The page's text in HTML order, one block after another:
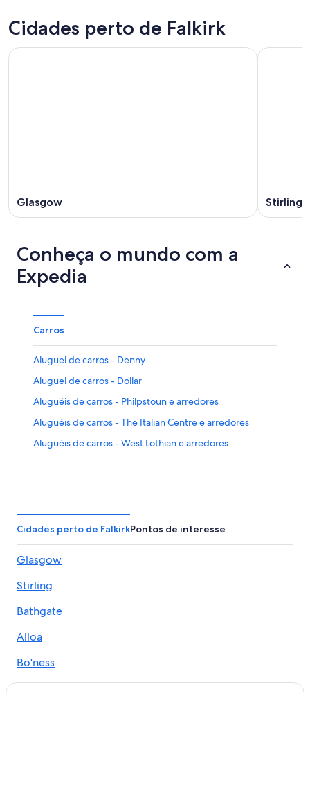
Cidades perto de Falkirk
Glasgow Stirling
Conheça o mundo com a
Expedia
Carros
Aluguel de carros - Denny
Aluguel de carros - Dollar
Aluguéis de carros - Philpstoun e arredores
Aluguéis de carros - The Italian Centre e arredores
Aluguéis de carros - West Lothian e arredores
Cidades perto de FalkirkPontos de interesse
Glasgow
Stirling
Bathgate
Alloa
Bo'ness